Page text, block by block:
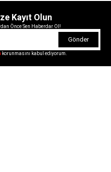
Kayıt Olun
Önce Sen Haberdar Ol!
Gönder
korunmasını kabul ediyorum.